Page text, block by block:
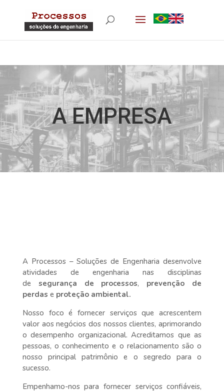
A EMPRESA
A Processos – Soluções de Engenharia desenvolve
atividades de engenharia nas disciplinas
de segurança de processos, prevenção de
perdas e proteção ambiental.
Nosso foco é fornecer serviços que acrescentem
valor aos negócios dos nossos clientes, aprimorando
o desempenho organizacional. Acreditamos que as
pessoas, o conhecimento e o relacionamento são o
nosso principal patrimônio e o segredo para o
sucesso.
Empenhamo-nos para fornecer serviços confiáveis,